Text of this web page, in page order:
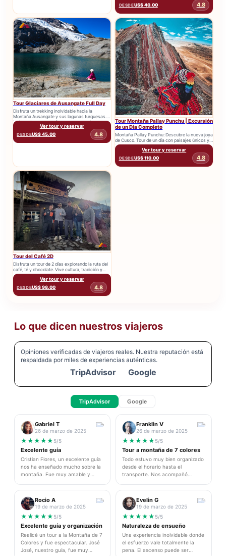
DESDEUS$ 40.00 4.8
Tour Glaciares de Ausangate Full Day
Disfruta un trekking inolvidable hacia la
Montaña Ausangate y sus lagunas turquesas.
Incluye desayuno, guía, transporte y almuerzo...
Ver tour y reservar
DESDEUS$ 45.00 4.8
Tour Montaña Pallay Punchu | Excursión
de un Día Completo
Montaña Pallay Punchu: Descubre la nueva joya
de Cusco. Tour de un día con paisajes únicos y
la...
Ver tour y reservar
DESDEUS$ 110.00 4.8
Tour del Café 2D
Disfruta un tour de 2 días explorando la ruta del
café, té y chocolate. Vive cultura, tradición y...
Ver tour y reservar
DESDEUS$ 98.00 4.8
Lo que dicen nuestros viajeros
Opiniones verificadas de viajeros reales. Nuestra reputación está
respaldada por miles de experiencias auténticas.
TripAdvisor Google
TripAdvisor Google
Gabriel T
26 de marzo de 2025
★ ★ ★ ★ ★ 5/5
Excelente guía
Cristian Flores, un excelente guía
nos ha enseñado mucho sobre la
montaña. Fue muy amable y
experiencia fuera inolvidable. Muy
recomendable para próximas
visitas y para recomendar a
conocidos. Sin duda volveré a
contratar sus servicios en mi
próximo viaje a Cusco.
Franklin V
26 de marzo de 2025
★ ★ ★ ★ ★ 5/5
Tour a montaña de 7 colores
Todo estuvo muy bien organizado
desde el horario hasta el
transporte. Nos acompañó
nuestro guía, fue excelente en
todo momento. Les recomiendo
esta magnífica experiencia que
realizamos en cuatrimotores, fue
emocionante y segura. El paisaje
es simplemente impresionante y
vale cada minuto del viaje.
Rocio A
19 de marzo de 2025
★ ★ ★ ★ ★ 5/5
Excelente guía y organización
Realicé un tour a la Montaña de 7
Colores y fue espectacular. José
José, nuestro guía, fue muy
Evelin G
19 de marzo de 2025
★ ★ ★ ★ ★ 5/5
Naturaleza de ensueño
Una experiencia inolvidable donde
el esfuerzo vale totalmente la
pena. El ascenso puede ser